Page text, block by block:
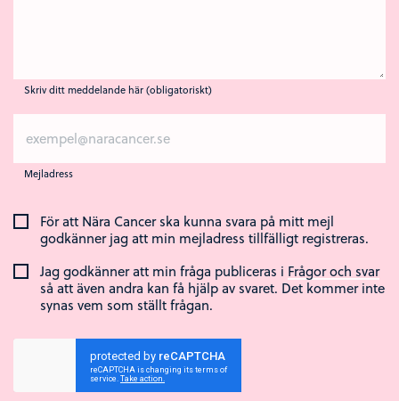
Skriv ditt meddelande här (obligatoriskt)
Mejladress
För att Nära Cancer ska kunna svara på mitt mejl
godkänner jag att min mejladress tillfälligt registreras.
Jag godkänner att min fråga publiceras i Frågor och svar
så att även andra kan få hjälp av svaret. Det kommer inte
synas vem som ställt frågan.